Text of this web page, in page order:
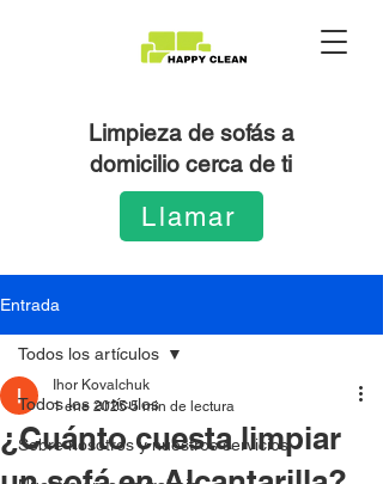
Limpieza de sofás a
domicilio cerca de ti
Llamar
Entrada
Todos los artículos
Sobre nosotros y nuestros servicios
Todos los artículos
¿Cuánto cuesta limpiar
Ihor Kovalchuk
1 ene 2025 5 min de lectura